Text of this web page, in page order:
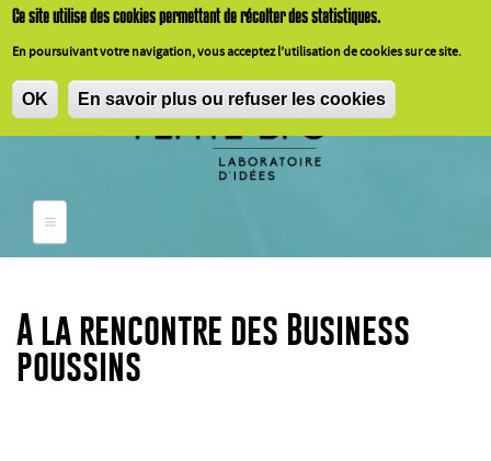
Cesiteutilisedes cookiespermettantderécolterdesstatistiques.
En poursuivantvotre navigation,vousacceptezl’utilisationde cookiessurcesite.
OK En savoir plus ou refuser les cookies
Aller au contenu principal
A la rencontre des Business
poussins